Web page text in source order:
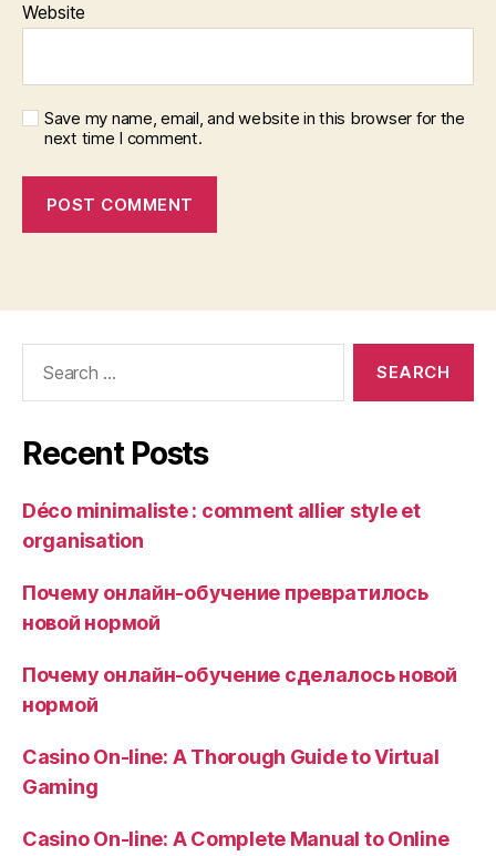
Website
Save my name, email, and website in this browser for the
next time I comment.
Recent Posts
Déco minimaliste : comment allier style et
organisation
Почему онлайн-обучение превратилось
новой нормой
Почему онлайн-обучение сделалось новой
нормой
Casino On-line: A Thorough Guide to Virtual
Gaming
Casino On-line: A Complete Manual to Online